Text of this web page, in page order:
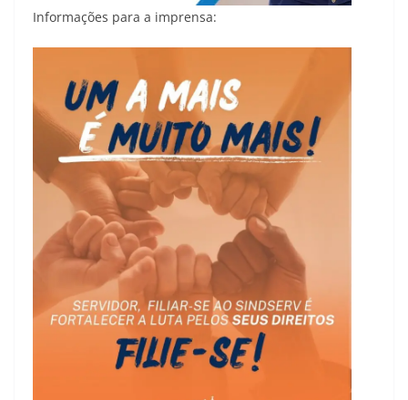
Informações para a imprensa: